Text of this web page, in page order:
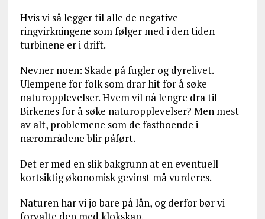
Hvis vi så legger til alle de negative
ringvirkningene som følger med i den tiden
turbinene er i drift.
Nevner noen: Skade på fugler og dyrelivet.
Ulempene for folk som drar hit for å søke
naturopplevelser. Hvem vil nå lengre dra til
Birkenes for å søke naturopplevelser? Men mest
av alt, problemene som de fastboende i
nærområdene blir påført.
Det er med en slik bakgrunn at en eventuell
kortsiktig økonomisk gevinst må vurderes.
Naturen har vi jo bare på lån, og derfor bør vi